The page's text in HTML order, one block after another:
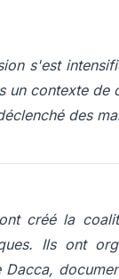
s'est
contexte de
des
créé la
Ils ont